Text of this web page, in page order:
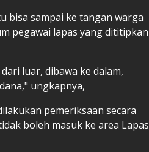
bisa sampai ke tangan warga
pegawai lapas yang dititipkan
luar, dibawa ke dalam,
ungkapnya,
pemeriksaan secara
boleh masuk ke area Lapas